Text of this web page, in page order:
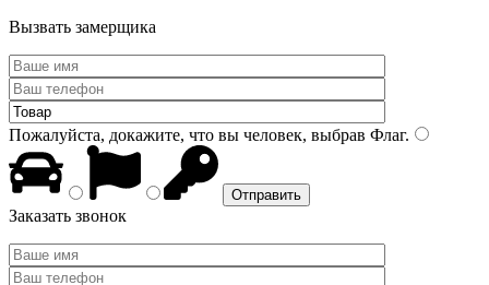
Вызвать замерщика
Пожалуйста, докажите, что вы человек, выбрав Флаг.
Заказать звонок